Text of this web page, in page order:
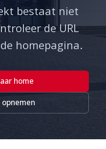
bestaat niet
de URL
homepagina.
home